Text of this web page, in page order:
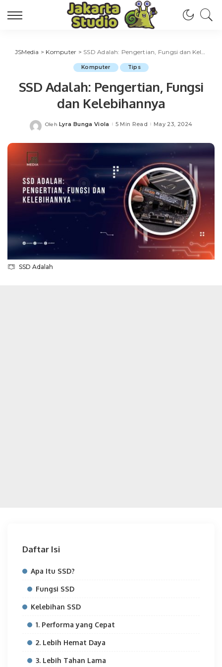
JSMedia > Komputer > SSD Adalah: Pengertian, Fungsi dan Kelebihannya
Komputer Tips
SSD Adalah: Pengertian, Fungsi
dan Kelebihannya
Posted
Oleh Lyra Bunga Viola 5 Min Read May 23, 2024
SSD Adalah
Daftar Isi
Apa Itu SSD?
Fungsi SSD
Kelebihan SSD
1. Performa yang Cepat
2. Lebih Hemat Daya
3. Lebih Tahan Lama